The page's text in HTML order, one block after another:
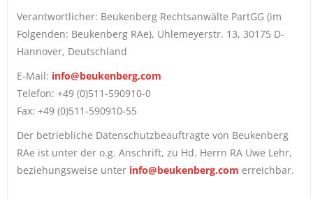
Verantwortlicher: Beukenberg Rechtsanwälte PartGG (im
Folgenden: Beukenberg RAe), Uhlemeyerstr. 13, 30175 D-
Hannover, Deutschland
E-Mail: info@beukenberg.com
Telefon: +49 (0)511-590910-0
Fax: +49 (0)511-590910-55
Der betriebliche Datenschutzbeauftragte von Beukenberg
RAe ist unter der o.g. Anschrift, zu Hd. Herrn RA Uwe Lehr,
beziehungsweise unter info@beukenberg.com erreichbar.